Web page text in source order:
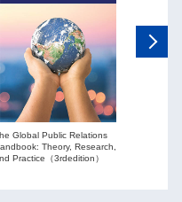
Global Public Relations
Theory, Research,
Practice（3rdedition）